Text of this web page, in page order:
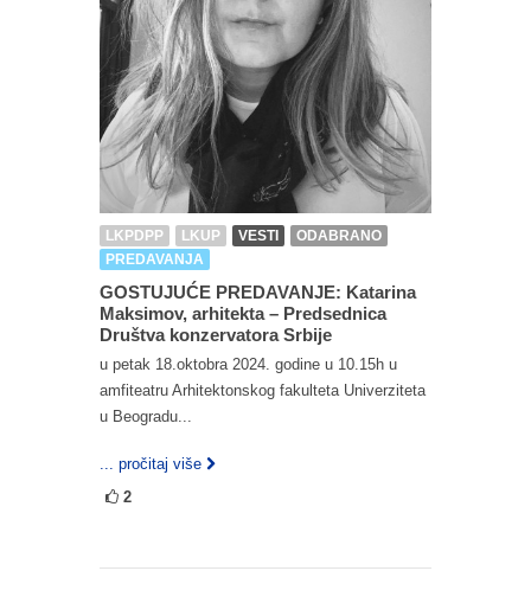
LKPDPP LKUP VESTI
ODABRANO
PREDAVANJA
GOSTUJUĆE PREDAVANJE: Katarina
Maksimov, arhitekta – Predsednica
Društva konzervatora Srbije
u petak 18.oktobra 2024. godine u 10.15h u
amfiteatru Arhitektonskog fakulteta Univerziteta
u Beogradu...
... pročitaj više
2